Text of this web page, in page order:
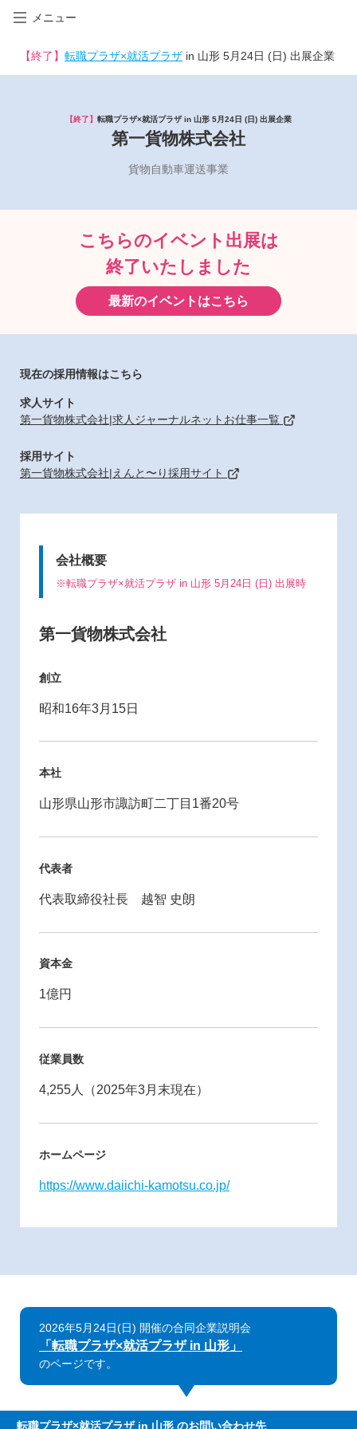
メニュー
【終了】 転職プラザ×就活プラザ in 山形 5月24日 (日) 出展企業
【終了】 転職プラザ×就活プラザ in 山形 5月24日 (日) 出展企業
第一貨物株式会社
貨物自動車運送事業
こちらのイベント出展は
終了いたしました
最新のイベントはこちら
現在の採用情報はこちら
求人サイト
第一貨物株式会社|求人ジャーナルネットお仕事一覧
採用サイト
第一貨物株式会社|えんと〜り採用サイト
会社概要
※転職プラザ×就活プラザ in 山形 5月24日 (日) 出展時
第一貨物株式会社
創立
昭和16年3月15日
本社
山形県山形市諏訪町二丁目1番20号
代表者
代表取締役社長 越智 史朗
資本金
1億円
従業員数
4,255人（2025年3月末現在）
ホームページ
https://www.daiichi-kamotsu.co.jp/
2026年5月24日(日) 開催の合同企業説明会
「転職プラザ×就活プラザ in 山形」
のページです。
転職プラザ×就活プラザ in 山形 のお問い合わせ先